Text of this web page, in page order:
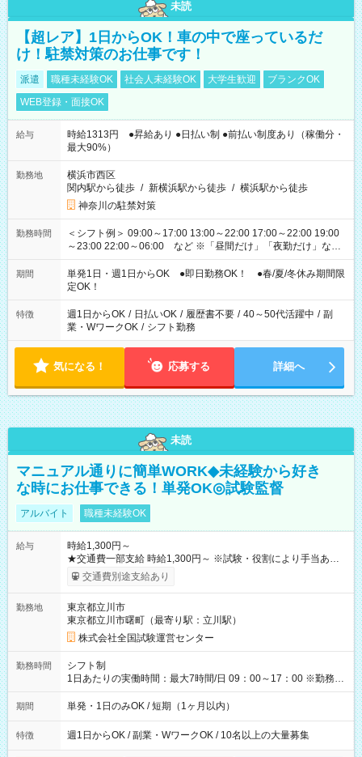
未読
【超レア】1日からOK！車の中で座っているだ
け！駐禁対策のお仕事です！
派遣 職種未経験OK 社会人未経験OK 大学生歓迎
ブランクOK
WEB登録・面接OK
給与
時給1313円 ●昇給あり ●日払い制 ●前払い制度あり（稼働分・
最大90%）
勤務地
横浜市西区
関内駅から徒歩 / 新横浜駅から徒歩 / 横浜駅から徒歩
神奈川の駐禁対策
勤務時間
＜シフト例＞ 09:00～17:00 13:00～22:00 17:00～22:00 19:00
～23:00 22:00～06:00 など ※「昼間だけ」「夜勤だけ」など
の希望OK
期間
単発1日・週1日からOK ●即日勤務OK！ ●春/夏/冬休み期間限
定OK！
特徴 週1日からOK / 日払いOK / 履歴書不要 / 40～50代活躍中 / 副
業・WワークOK / シフト勤務
気になる！ 応募する 詳細へ
未読
マニュアル通りに簡単WORK◆未経験から好き
な時にお仕事できる！単発OK◎試験監督
アルバイト 職種未経験OK
給与
時給1,300円～
★交通費一部支給 時給1,300円～ ※試験・役割により手当あり
※勤務回数により昇給あり 【即給（前払い）オプションあ
り！】 希望される場合、勤務から1週間ほどで給与の一部を受け
例】 ・河合塾模擬試験 8:30～17:30（休憩1時間） 時給1,300円
×8時間＝日収10,400円＋交通費 ※当日の役割により時給＋100
円の場合あり ・国家試験 7:00～13:30（休憩なし） 時給1,300
円（役割手当＋100円）×6時間＝日収8,400円＋交通費 【試用期
間】試用期間なし
交通費別途支給あり
勤務地
東京都立川市
東京都立川市曙町（最寄り駅：立川駅）
株式会社全国試験運営センター
勤務時間
シフト制
1日あたりの実働時間：最大7時間/日 09：00～17：00 ※勤務時
間は 試験により異なります。
期間 単発・1日のみOK / 短期（1ヶ月以内）
特徴 週1日からOK / 副業・WワークOK / 10名以上の大量募集